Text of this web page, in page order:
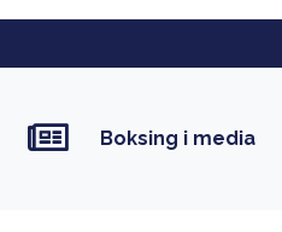
Boksing i media